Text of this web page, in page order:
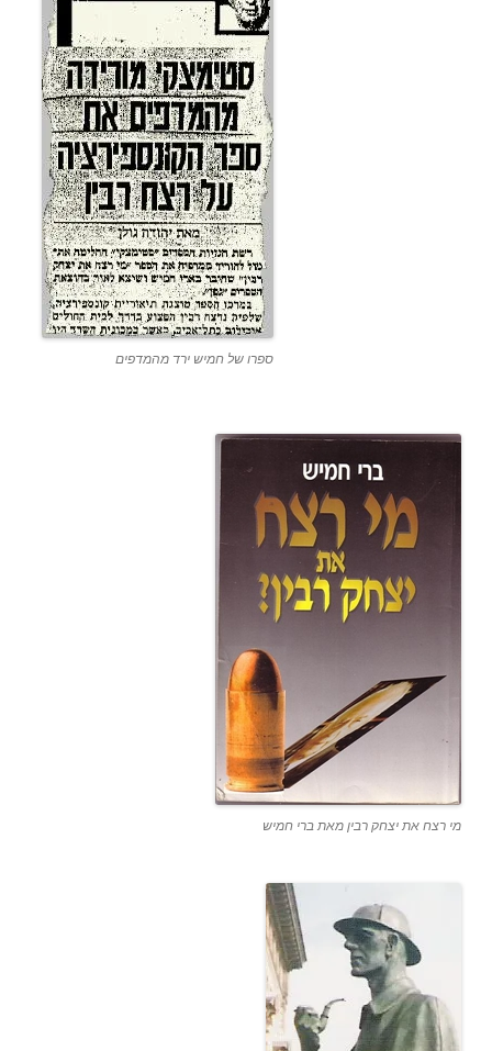
ספרו של חמיש ירד מהמדפים
מי רצח את יצחק רבין מאת ברי חמיש